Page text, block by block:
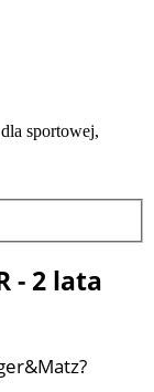
sportowej,
- 2 lata